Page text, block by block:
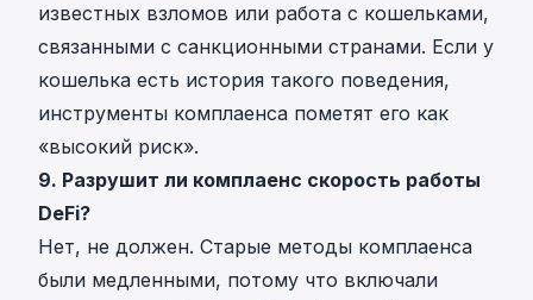
известных взломов или работа с кошельками,
связанными с санкционными странами. Если у
кошелька есть история такого поведения,
инструменты комплаенса пометят его как
«высокий риск».
9. Разрушит ли комплаенс скорость работы
DeFi?
Нет, не должен. Старые методы комплаенса
были медленными, потому что включали